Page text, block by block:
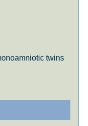
twins